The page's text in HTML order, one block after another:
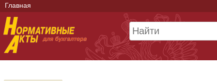
Главная